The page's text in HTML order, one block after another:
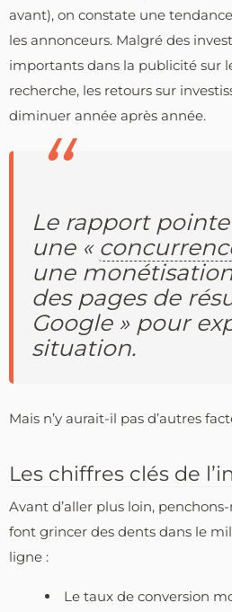
avant), on constate une
les annonceurs. Malgré des
importants dans la publicité sur
recherche, les retours sur
diminuer année après année.
Le rapport
une «
une
des pages de
Google » pour
situation.
Mais n’y aurait-il pas d’autres
Les chiffres clés de
Avant d’aller plus loin,
font grincer des dents dans le
ligne :
Le taux de conversion